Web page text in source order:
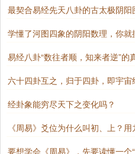
的；安静和方正是其重要
最契合易经先天八卦的古太极阴阳
学懂了河图四象的阴阳数理，你就
易经八卦“数往者顺，知来者逆”的
六十四卦互之，归于四卦，即宇宙
经卦象能穷尽天下之变化吗？
《周易》爻位为什么叫初、上？
要想学会《周易》，先要读懂一个